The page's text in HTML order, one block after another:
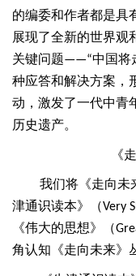
的编委和作者都是具
展现了全新的世界观
关键问题——“中国将
种应答和解决方案，
动，激发了一代中青
历史遗产。
《
我们将《走向未
津通识读本》（Very
《伟大的思想》（
角认知《走向未来》